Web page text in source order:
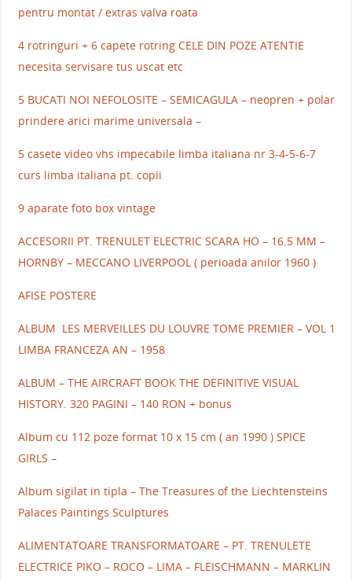
pentru montat / extras valva roata
4 rotringuri + 6 capete rotring CELE DIN POZE ATENTIE
necesita servisare tus uscat etc
5 BUCATI NOI NEFOLOSITE – SEMICAGULA – neopren + polar
prindere arici marime universala –
5 casete video vhs impecabile limba italiana nr 3-4-5-6-7
curs limba italiana pt. copii
9 aparate foto box vintage
ACCESORII PT. TRENULET ELECTRIC SCARA HO – 16.5 MM –
HORNBY – MECCANO LIVERPOOL ( perioada anilor 1960 )
AFISE POSTERE
ALBUM LES MERVEILLES DU LOUVRE TOME PREMIER – VOL 1
LIMBA FRANCEZA AN – 1958
ALBUM – THE AIRCRAFT BOOK THE DEFINITIVE VISUAL
HISTORY. 320 PAGINI – 140 RON + bonus
Album cu 112 poze format 10 x 15 cm ( an 1990 ) SPICE
GIRLS –
Album sigilat in tipla – The Treasures of the Liechtensteins
Palaces Paintings Sculptures
ALIMENTATOARE TRANSFORMATOARE – PT. TRENULETE
ELECTRICE PIKO – ROCO – LIMA – FLEISCHMANN – MARKLIN